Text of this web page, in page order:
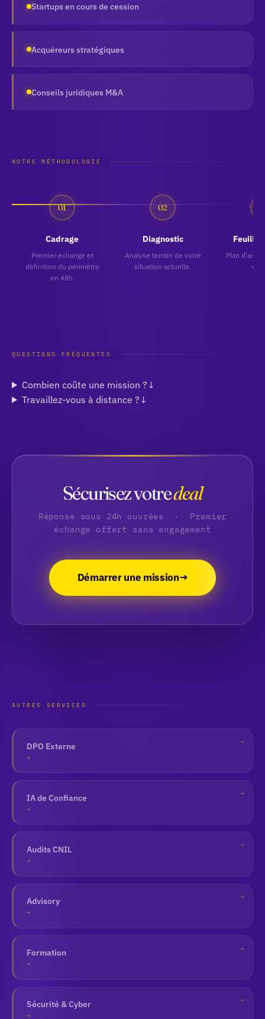
Startups en cours de cession
Acquéreurs stratégiques
Conseils juridiques M&A
NOTRE MÉTHODOLOGIE
Cadrage
Premier échange et
définition du périmètre
en 48h.
Diagnostic
Analyse terrain de votre
situation actuelle.
Feuille
Plan
QUESTIONS FRÉQUENTES
Combien coûte une mission ? ↓
Travaillez-vous à distance ? ↓
Sécurisez votredeal
Réponse sous 24h ouvrées · Premier
échange offert sans engagement
Démarrer une mission
AUTRES SERVICES
DPO Externe
→
IA de Confiance
→
Audits CNIL
→
Advisory
→
Formation
→
Sécurité & Cyber
→